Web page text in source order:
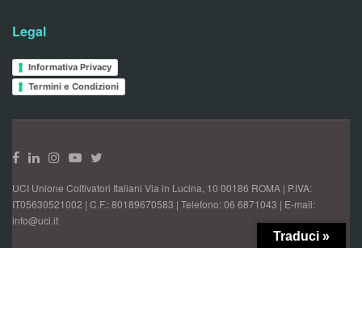
Legal
Informativa Privacy
Termini e Condizioni
UCI Unione Coltivatori Italiani Via in Lucina, 10 00186 ROMA | P.IVA:
IT05630521002 | C.F.: 80189670583 | Telefono: 06 6871043 | E-mail:
info@uci.it
Traduci »